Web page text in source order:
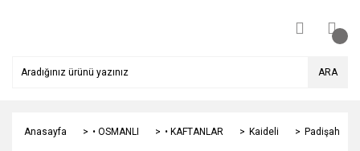
ARA
Anasayfa • OSMANLI • KAFTANLAR Kaideli Padişah